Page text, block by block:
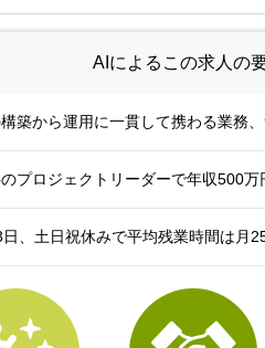
AIによるこの求人の
築から運用に一貫して携わる業務
プロジェクトリーダーで年収500万
、土日祝休みで平均残業時間は月